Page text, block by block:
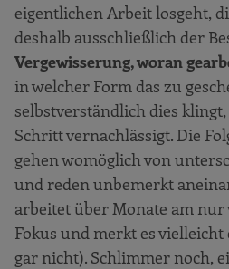
Systematische
Projektauftrag
Strategiereview
Ausblick
Quellen
eigentlichen Arbeit losgeht,
deshalb ausschließlich der
Vergewisserung, woran
in welcher Form das zu
selbstverständlich dies
Schritt vernachlässigt. Die
gehen womöglich von
und reden unbemerkt
arbeitet über Monate am
Fokus und merkt es
gar nicht). Schlimmer noch,